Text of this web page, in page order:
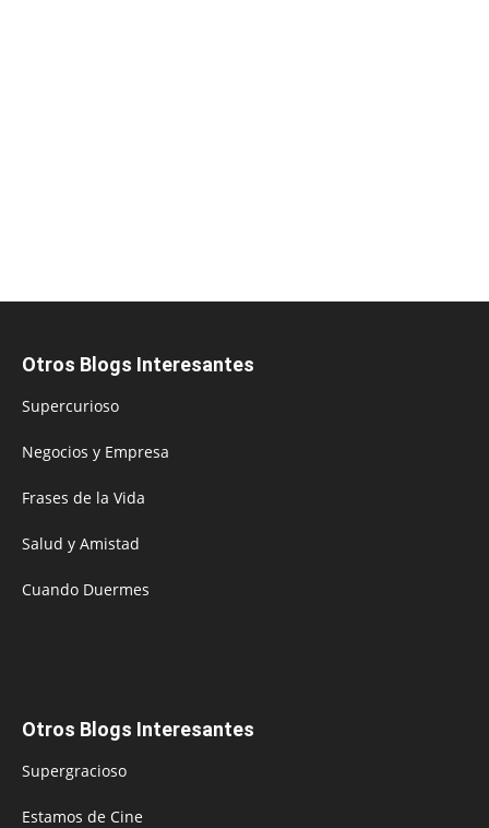
Otros Blogs Interesantes
Supercurioso
Negocios y Empresa
Frases de la Vida
Salud y Amistad
Cuando Duermes
Otros Blogs Interesantes
Supergracioso
Estamos de Cine